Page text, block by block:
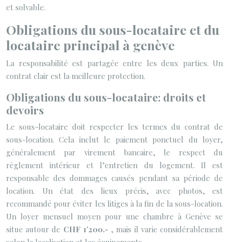
et solvable.
Obligations du sous-locataire et du
locataire principal à genève
La responsabilité est partagée entre les deux parties. Un
contrat clair est la meilleure protection.
Obligations du sous-locataire: droits et
devoirs
Le sous-locataire doit respecter les termes du contrat de
sous-location. Cela inclut le paiement ponctuel du loyer,
généralement par virement bancaire, le respect du
règlement intérieur et l’entretien du logement. Il est
responsable des dommages causés pendant sa période de
location. Un état des lieux précis, avec photos, est
recommandé pour éviter les litiges à la fin de la sous-location.
Un loyer mensuel moyen pour une chambre à Genève se
situe autour de CHF 1’200.- , mais il varie considérablement